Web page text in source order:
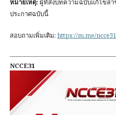
หมายเหตุ: ผู้ที่ส่งบทความฉบับแก้ไขล่
ประกาศฉบับนี้
สอบถามเพิ่มเติม: https://m.me/ncce31
NCCE31